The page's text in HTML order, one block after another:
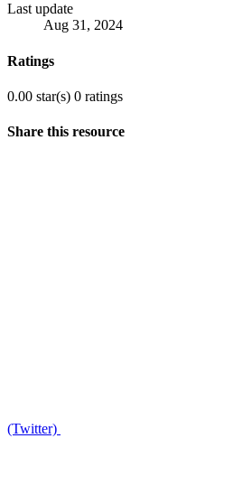
Last update
Aug 31, 2024
Ratings
0.00 star(s) 0 ratings
Share this resource
(Twitter)